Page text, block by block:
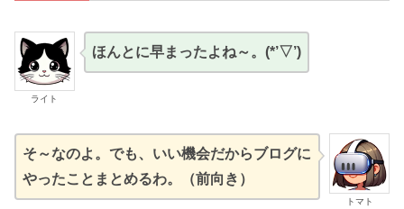
ライト
ほんとに早まったよね～。(*’▽’)
トマト
そ～なのよ。でも、いい機会だからブログに
やったことまとめるわ。（前向き）